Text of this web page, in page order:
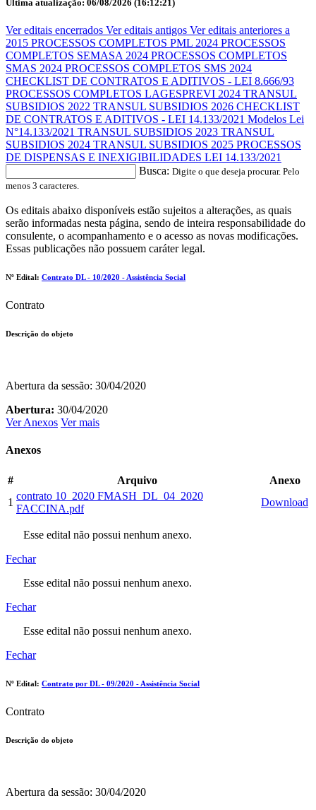
Última atualização: 06/08/2026 (16:12:21)
Ver editais encerrados Ver editais antigos Ver editais anteriores a
2015 PROCESSOS COMPLETOS PML 2024 PROCESSOS
COMPLETOS SEMASA 2024 PROCESSOS COMPLETOS
SMAS 2024 PROCESSOS COMPLETOS SMS 2024
CHECKLIST DE CONTRATOS E ADITIVOS - LEI 8.666/93
PROCESSOS COMPLETOS LAGESPREVI 2024 TRANSUL
SUBSIDIOS 2022 TRANSUL SUBSIDIOS 2026 CHECKLIST
DE CONTRATOS E ADITIVOS - LEI 14.133/2021 Modelos Lei
N°14.133/2021 TRANSUL SUBSIDIOS 2023 TRANSUL
SUBSIDIOS 2024 TRANSUL SUBSIDIOS 2025 PROCESSOS
DE DISPENSAS E INEXIGIBILIDADES LEI 14.133/2021
Busca: Digite o que deseja procurar. Pelo
menos 3 caracteres.
Os editais abaixo disponíveis estão sujeitos a alterações, as quais
serão informadas nesta página, sendo de inteira responsabilidade do
consulente, o acompanhamento e o acesso as novas modificações.
Essas publicações não possuem caráter legal.
Nº Edital: Contrato DL - 10/2020 - Assistência Social
Contrato
Descrição do objeto
Abertura da sessão: 30/04/2020
Abertura: 30/04/2020
Ver Anexos Ver mais
Anexos
# Arquivo
Anexo
1
contrato 10_2020 FMASH_DL_04_2020
FACCINA.pdf
Download
Esse edital não possui nenhum anexo.
Fechar
Esse edital não possui nenhum anexo.
Fechar
Esse edital não possui nenhum anexo.
Fechar
Nº Edital: Contrato por DL - 09/2020 - Assistência Social
Contrato
Descrição do objeto
Abertura da sessão: 30/04/2020